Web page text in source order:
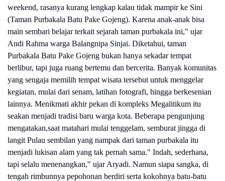
weekend, rasanya kurang lengkap kalau tidak mampir ke Sini
(Taman Purbakala Batu Pake Gojeng). Karena anak-anak bisa
main sembari belajar terkait sejarah taman purbakala ini," ujar
Andi Rahma warga Balangnipa Sinjai. Diketahui, taman
Purbakala Batu Pake Gojeng bukan hanya sekadar tempat
berlibur, tapi juga ruang bertemu dan bercerita. Banyak komunitas
yang sengaja memilih tempat wisata tersebut untuk menggelar
kegiatan, mulai dari senam, latihan fotografi, hingga berkesenian
lainnya. Menikmati akhir pekan di kompleks Megalitikum itu
seakan menjadi tradisi baru warga kota. Beberapa pengunjung
mengatakan,saat matahari mulai tenggelam, semburat jingga di
langit Pulau sembilan yang nampak dari taman purbakala itu
menjadi lukisan alam yang tak pernah sama." Indah, sederhana,
tapi selalu menenangkan," ujar Aryadi. Namun siapa sangka, di
tengah rimbunnya pepohonan berdiri serta kokohnya batu-batu